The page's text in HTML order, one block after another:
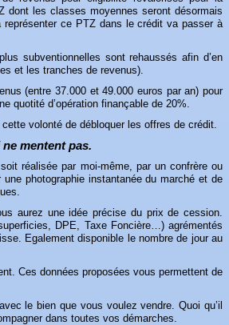
dont les classes moyennes seront désormais
ce PTZ dans le crédit va passer à
subventionnelles sont rehaussés afin d’en
et les tranches de revenus).
(entre 37.000 et 49.000 euros par an) pour
quotité d’opération finançable de 20%.
volonté de débloquer les offres de crédit.
mentent pas.
réalisée par moi-même, par un confrère ou
photographie instantanée du marché et de
aurez une idée précise du prix de cession.
DPE, Taxe Foncière…) agrémentés
Egalement disponible le nombre de jour au
Ces données proposées vous permettent de
le bien que vous voulez vendre. Quoi qu’il
dans toutes vos démarches.